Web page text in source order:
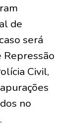
de
será
Repressão
Civil,
no